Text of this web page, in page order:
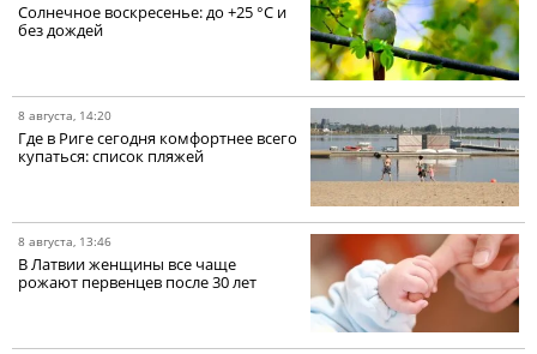
Солнечное воскресенье: до +25 °C и
без дождей
8 августа, 14:20
Где в Риге сегодня комфортнее всего
купаться: список пляжей
8 августа, 13:46
В Латвии женщины все чаще
рожают первенцев после 30 лет